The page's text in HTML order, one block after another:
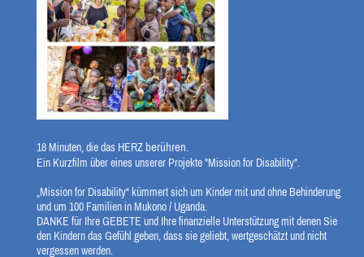
18 Minuten, die das HERZ berühren.
Ein Kurzfilm über eines unserer Projekte "Mission for Disability".
„Mission for Disability“ kümmert sich um Kinder mit und ohne Behinderung
und um 100 Familien in Mukono / Uganda.
DANKE für Ihre GEBETE und Ihre finanzielle Unterstützung mit denen Sie
den Kindern das Gefühl geben, dass sie geliebt, wertgeschätzt und nicht
vergessen werden.